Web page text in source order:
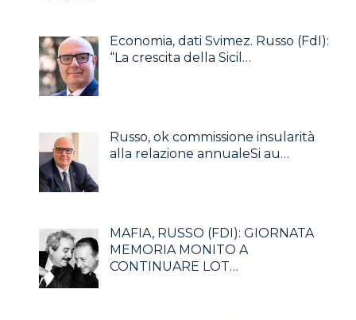
Economia, dati Svimez. Russo (FdI):
“La crescita della Sicil…
Russo, ok commissione insularità
alla relazione annualeSi au…
MAFIA, RUSSO (FDI): GIORNATA
MEMORIA MONITO A
CONTINUARE LOT…